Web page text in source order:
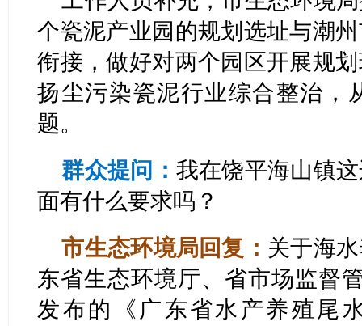
个瓷泥产业园的规划选址与潮
衔接，做好对两个园区开展规
扬尘污染瓷泥行业综合整治，
题。
群众提问： 我在饶平海山镇
面有什么要求吗？
市生态环境局回复： 关于海
东省生态环境厅、省市场监督
发布的《广东省水产养殖尾